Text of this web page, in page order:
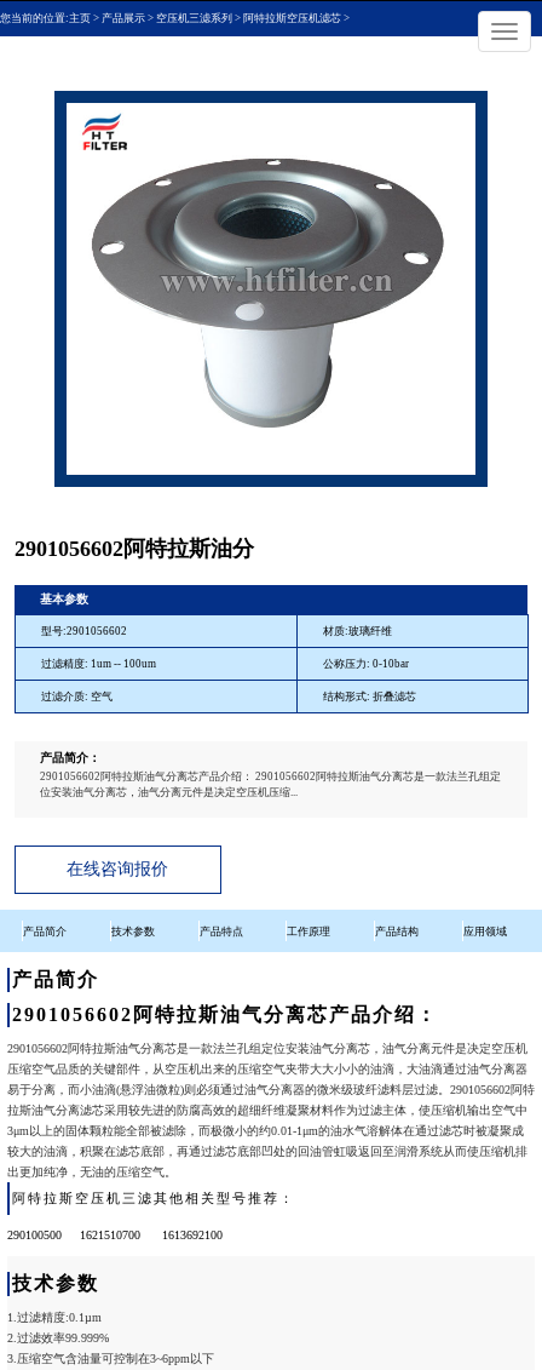
切
换
导
×
您当前的位置:主页 > 产品展示 > 空压机三滤系列 > 阿特拉斯空压机滤芯 >
2901056602阿特拉斯油分
基本参数
型号:2901056602 材质:玻璃纤维
过滤精度: 1um -- 100um 公称压力: 0-10bar
过滤介质: 空气 结构形式: 折叠滤芯
产品简介：
2901056602阿特拉斯油气分离芯产品介绍： 2901056602阿特拉斯油气分离芯是一款法兰孔组定
位安装油气分离芯，油气分离元件是决定空压机压缩...
在线咨询报价
产品简介 技术参数 产品特点 工作原理 产品结构 应用领域
产品简介
2901056602阿特拉斯油气分离芯产品介绍：
2901056602阿特拉斯油气分离芯是一款法兰孔组定位安装油气分离芯，油气分离元件是决定空压机
压缩空气品质的关键部件，从空压机出来的压缩空气夹带大大小小的油滴，大油滴通过油气分离器
易于分离，而小油滴(悬浮油微粒)则必须通过油气分离器的微米级玻纤滤料层过滤。2901056602阿特
拉斯油气分离滤芯采用较先进的防腐高效的超细纤维凝聚材料作为过滤主体，使压缩机输出空气中
3μm以上的固体颗粒能全部被滤除，而极微小的约0.01-1μm的油水气溶解体在通过滤芯时被凝聚成
较大的油滴，积聚在滤芯底部，再通过滤芯底部凹处的回油管虹吸返回至润滑系统从而使压缩机排
出更加纯净，无油的压缩空气。
阿特拉斯空压机三滤其他相关型号推荐：
290100500 1621510700 1613692100
技术参数
1.过滤精度:0.1µm
2.过滤效率99.999%
3.压缩空气含油量可控制在3~6ppm以下